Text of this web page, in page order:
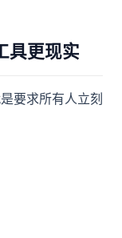
具更现实
要求所有人立刻